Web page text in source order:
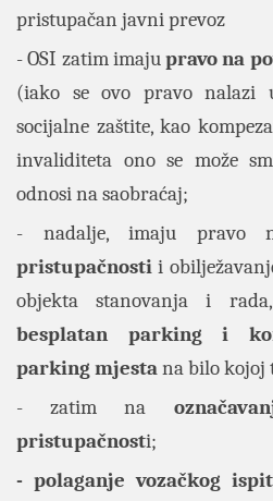
pristupačan javni prevoz
- OSI zatim imajupravo na
(iako se ovo pravo nalazi
socijalne zaštite, kao
invaliditeta ono se može
odnosi na saobraćaj;
- nadalje, imaju pravo
pristupačnosti i
objekta stanovanja i
besplatan parking i
parking mjestana bilo
- zatim na
pristupačnosti;
- polaganje vozačkog